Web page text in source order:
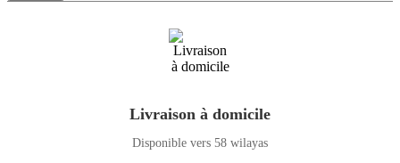
Livraison à domicile
Disponible vers 58 wilayas